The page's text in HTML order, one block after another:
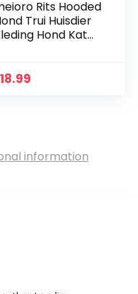
Rits Hooded
Trui Huisdier
Hond Kat
Hooded
18.99
information